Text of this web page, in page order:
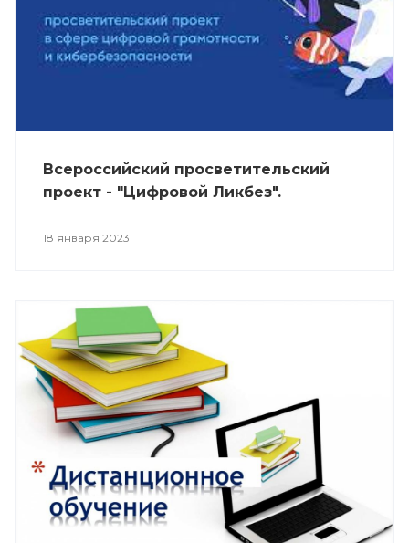
Всероссийский просветительский
проект - "Цифровой Ликбез".
18 января 2023